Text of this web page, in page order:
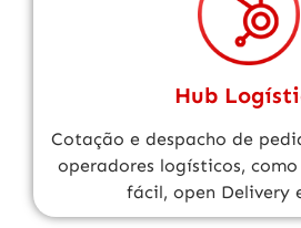
Hub
Cotação e despacho de
operadores logísticos,
fácil, open Delivery